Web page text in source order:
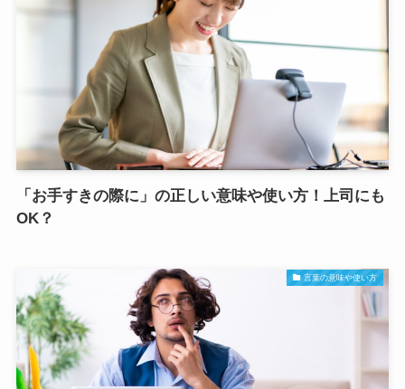
「お手すきの際に」の正しい意味や使い方！上司にも
OK？
言葉の意味や使い方